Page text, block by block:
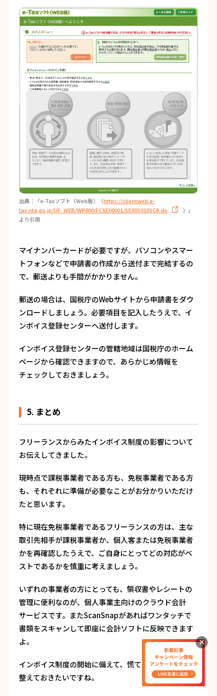
出典：「e-Taxソフト（Web版）（https://clientweb.e-
tax.nta.go.jp/UF_WEB/WP000/FCSE00001/SE00S010SCR.do
）」
より引用
マイナンバーカードが必要ですが、パソコンやスマー
トフォンなどで申請書の作成から送付まで完結するの
で、郵送よりも手間がかかりません。
郵送の場合は、国税庁のWebサイトから申請書をダウ
ンロードしましょう。必要項目を記入したうえで、イ
ンボイス登録センターへ送付します。
インボイス登録センターの管轄地域は国税庁のホーム
ページから確認できますので、あらかじめ情報を
チェックしておきましょう。
5. まとめ
フリーランスからみたインボイス制度の影響について
お伝えしてきました。
現時点で課税事業者である方も、免税事業者である方
も、それぞれに準備が必要なことがお分かりいただけ
たと思います。
特に現在免税事業者であるフリーランスの方は、主な
取引先相手が課税事業者か、個人客または免税事業者
かを再確認したうえで、ご自身にとってどの対応がベ
ストであるかを慎重に考えましょう。
いずれの事業者の方にとっても、領収書やレシートの
管理に便利なのが、個人事業主向けのクラウド会計
サービスです。またScanSnapがあればワンタッチで
書類をスキャンして即座に会計ソフトに反映できます
よ。
インボイス制度の開始に備えて、慌てず着実に準備を
整えておきたいですね。